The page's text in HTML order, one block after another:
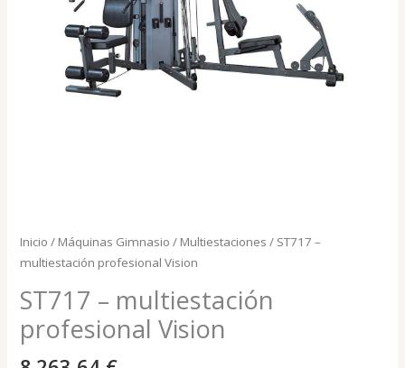
Inicio / Máquinas Gimnasio / Multiestaciones / ST717 –
multiestación profesional Vision
ST717 – multiestación
profesional Vision